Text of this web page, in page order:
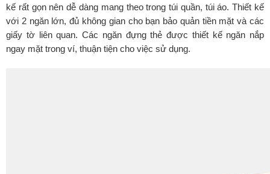
kế rất gọn nên dễ dàng mang theo trong túi quần, túi áo. Thiết kế
với 2 ngăn lớn, đủ không gian cho bạn bảo quản tiền mặt và các
giấy tờ liên quan. Các ngăn đựng thẻ được thiết kế ngăn nắp
ngay mặt trong ví, thuận tiện cho việc sử dụng.